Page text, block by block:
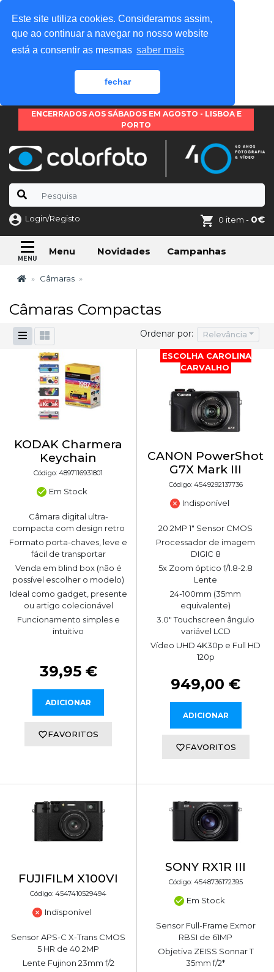
Este site utiliza cookies. Consideramos assim,
que ao continuar a navegar no nosso website
está a consentir as mesmas saber mais
fechar
ENCERRADOS AOS SÁBADOS EM AGOSTO - LISBOA E
PORTO
Login/Registo 0 item - 0€
Menu Novidades Campanhas
Câmaras
Câmaras Compactas
Ordenar por: Relevância
KODAK Charmera
Keychain
Código: 4897116931801
Em Stock
Câmara digital ultra-
compacta com design retro
Formato porta-chaves, leve e
fácil de transportar
Venda em blind box (não é
possível escolher o modelo)
Ideal como gadget, presente
ou artigo colecionável
Funcionamento simples e
intuitivo
39,95 €
ADICIONAR
FAVORITOS
ESCOLHA CAROLINA
CARVALHO
CANON PowerShot
G7X Mark III
Código: 4549292137736
Indisponível
20.2MP 1" Sensor CMOS
Processador de imagem
DIGIC 8
5x Zoom óptico f/1.8-2.8
Lente
24-100mm (35mm
equivalente)
3.0" Touchscreen ângulo
variável LCD
Vídeo UHD 4K30p e Full HD
120p
949,00 €
ADICIONAR
FAVORITOS
FUJIFILM X100VI
Código: 4547410529494
Indisponível
Sensor APS-C X-Trans CMOS
5 HR de 40.2MP
Lente Fujinon 23mm f/2
SONY RX1R III
Código: 4548736172395
Em Stock
Sensor Full-Frame Exmor
RBSI de 61MP
Objetiva ZEISS Sonnar T
35mm f/2*